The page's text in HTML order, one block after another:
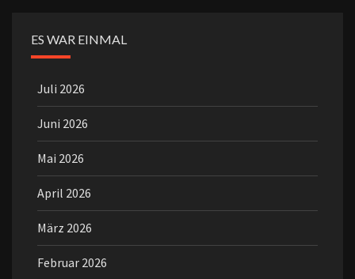
ES WAR EINMAL
Juli 2026
Juni 2026
Mai 2026
April 2026
März 2026
Februar 2026